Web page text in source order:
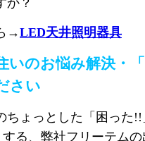
か？
→LED天井照明器具
いのお悩み解決・
さい
ちょっとした「困った
る、弊社フリーテム